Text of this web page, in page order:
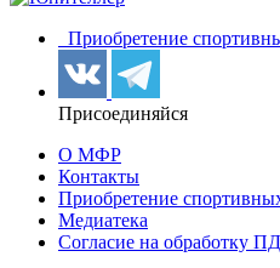
Приобретение
Присоединяйся
О МФР
Контакты
Приобретение
Медиатека
Согласие на обработку ПД